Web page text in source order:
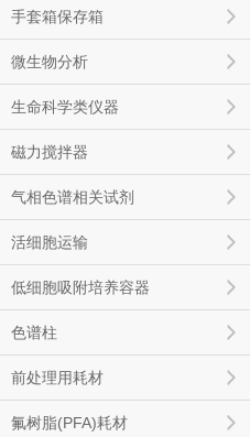
手套箱保存箱
微生物分析
生命科学类仪器
磁力搅拌器
气相色谱相关试剂
活细胞运输
低细胞吸附培养容器
色谱柱
前处理用耗材
氟树脂(PFA)耗材